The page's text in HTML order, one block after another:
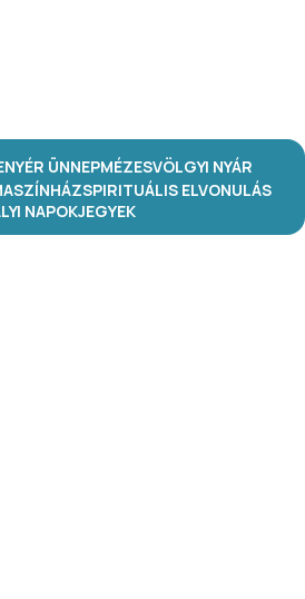
ÜNNEPMÉZESVÖLGYI NYÁR
SPIRITUÁLIS ELVONULÁS
NAPOKJEGYEK